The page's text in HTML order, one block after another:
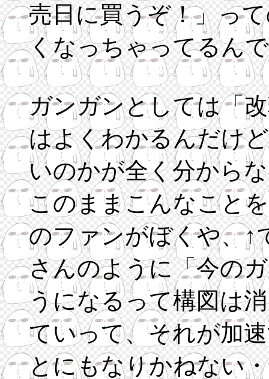
売日に買うぞ！」っ
くなっちゃってるん
ガンガンとしては「
はよくわかるんだけ
いのかが全く分から
このままこんなこと
のファンがぼくや、↑
さんのように「今の
うになるって構図は
ていって、それが加
とにもなりかねない